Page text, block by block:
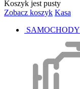
Koszyk jest pusty
Zobacz koszyk Kasa
SAMOCHODY